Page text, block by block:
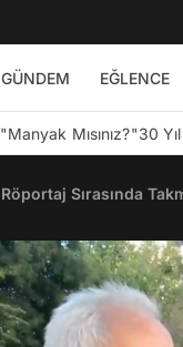
GÜNDEM EĞLENCE
"Manyak Mısınız?"30
Röportaj Sırasında